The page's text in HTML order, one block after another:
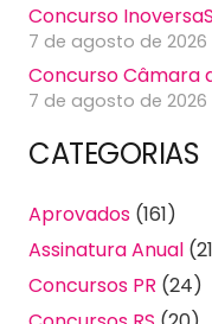
Concurso
7 de agosto de 2026
Concurso Câmara
7 de agosto de 2026
CATEGORIAS
Aprovados (161)
Assinatura Anual
Concursos PR (24)